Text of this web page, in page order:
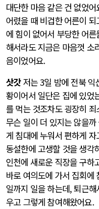
대단한 마음 같은 건 없었
어렸을 때 비겁한 어른이
에 힘이 없어서 부당한 어
해서라도 지금은 마음껏 소
음이었어요.
삿갓저는 3일 밤에 전북 익
황이어서 일단은 집에 있었
를 먹는 것조차도 굉장히
무슨 일이 더 있지는 않을
게 침대에 누워서 편하게
동설한에 고생할 것을 생각
인천에 새로운 직장을 구하
바로 여의도에 가서 집회에
일까지 일을 하는데, 퇴근
우고 그렇게 참여해왔어요.